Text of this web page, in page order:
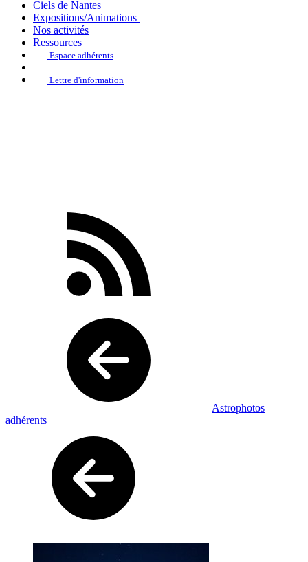
Ciels de Nantes
Expositions/Animations
Nos activités
Ressources
Espace adhérents
Lettre d'information
Astrophotos
adhérents